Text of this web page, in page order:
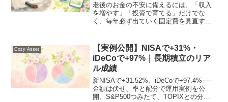
老後のお金の不安に備えるには、「収入
を増やす」「投資で育てる」だけでな
く、毎年必ず出ていく固定費を見直すと
ける固定費です。一度見直せば節約効果
がずっと続くという意味で、...
Cozy Asset
【実例公開】NISAで+31%・
iDeCoで+97%｜長期積立のリア
ル成績
新NISAで+31.52%、iDeCoで+97.4%──
金額は伏せ、率と配分で運用実例を公
開。S&P500つみたて、TOPIXとの分